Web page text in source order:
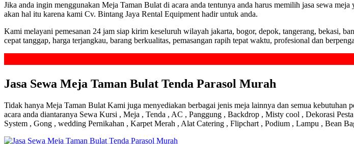
Jika anda ingin menggunakan Meja Taman Bulat di acara anda tentunya anda harus memilih jasa sewa
akan hal itu karena kami Cv. Bintang Jaya Rental Equipment hadir untuk anda.
Kami melayani pemesanan 24 jam siap kirim keseluruh wilayah jakarta, bogor, depok, tangerang, bekasi,
cepat tanggap, harga terjangkau, barang berkualitas, pemasangan rapih tepat waktu, profesional dan
Jasa Sewa Meja Taman Bulat Tenda Parasol Murah
Tidak hanya Meja Taman Bulat Kami juga menyediakan berbagai jenis meja lainnya dan semua
acara anda diantaranya Sewa Kursi , Meja , Tenda , AC , Panggung , Backdrop , Misty cool , Dekorasi
System , Gong , wedding Pernikahan , Karpet Merah , Alat Catering , Flipchart , Podium , Lampu , Bean